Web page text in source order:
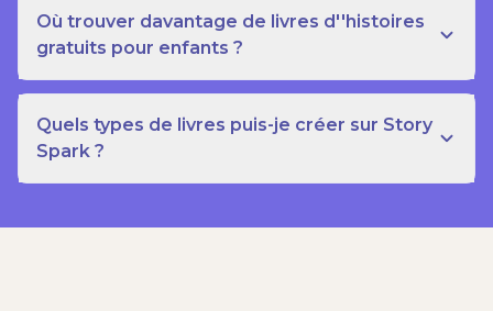
Où trouver davantage de livres d''histoires
gratuits pour enfants ?
Quels types de livres puis-je créer sur Story
Spark ?